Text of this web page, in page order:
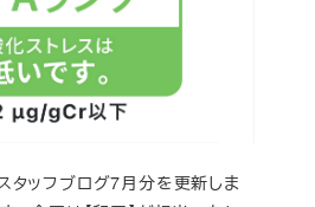
ッフブログ7月分を更新しま